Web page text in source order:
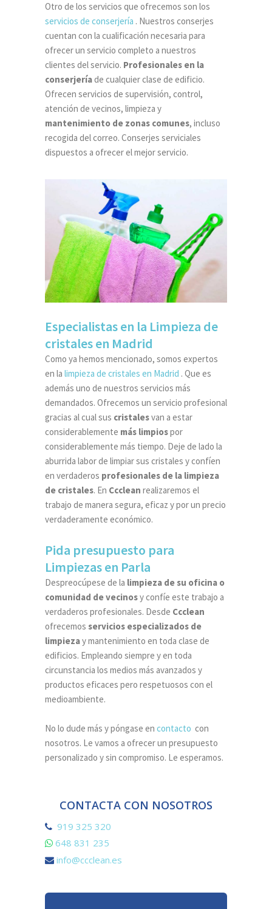
Otro de los servicios que ofrecemos son los
servicios de conserjería . Nuestros conserjes
cuentan con la cualificación necesaria para
ofrecer un servicio completo a nuestros
clientes del servicio. Profesionales en la
conserjeríade cualquier clase de edificio.
Ofrecen servicios de supervisión, control,
atención de vecinos, limpieza y
mantenimiento de zonas comunes, incluso
recogida del correo. Conserjes serviciales
dispuestos a ofrecer el mejor servicio.
Especialistas en la Limpieza de
cristales en Madrid
Como ya hemos mencionado, somos expertos
en la limpieza de cristales en Madrid . Que es
además uno de nuestros servicios más
demandados. Ofrecemos un servicio profesional
gracias al cual sus cristalesvan a estar
considerablemente más limpiospor
considerablemente más tiempo. Deje de lado la
aburrida labor de limpiar sus cristales y confíen
en verdaderos profesionales de la limpieza
de cristales. En Ccclean realizaremos el
trabajo de manera segura, eficaz y por un precio
verdaderamente económico.
Pida presupuesto para
Limpiezas en Parla
Despreocúpese de la limpieza de su oficina o
comunidad de vecinosy confíe este trabajo a
verdaderos profesionales. Desde Ccclean
ofrecemos servicios especializados de
limpiezay mantenimiento en toda clase de
edificios. Empleando siempre y en toda
circunstancia los medios más avanzados y
productos eficaces pero respetuosos con el
medioambiente.
No lo dude más y póngase en contacto con
nosotros. Le vamos a ofrecer un presupuesto
personalizado y sin compromiso. Le esperamos.
CONTACTA CON NOSOTROS
919 325 320
648 831 235
info@ccclean.es